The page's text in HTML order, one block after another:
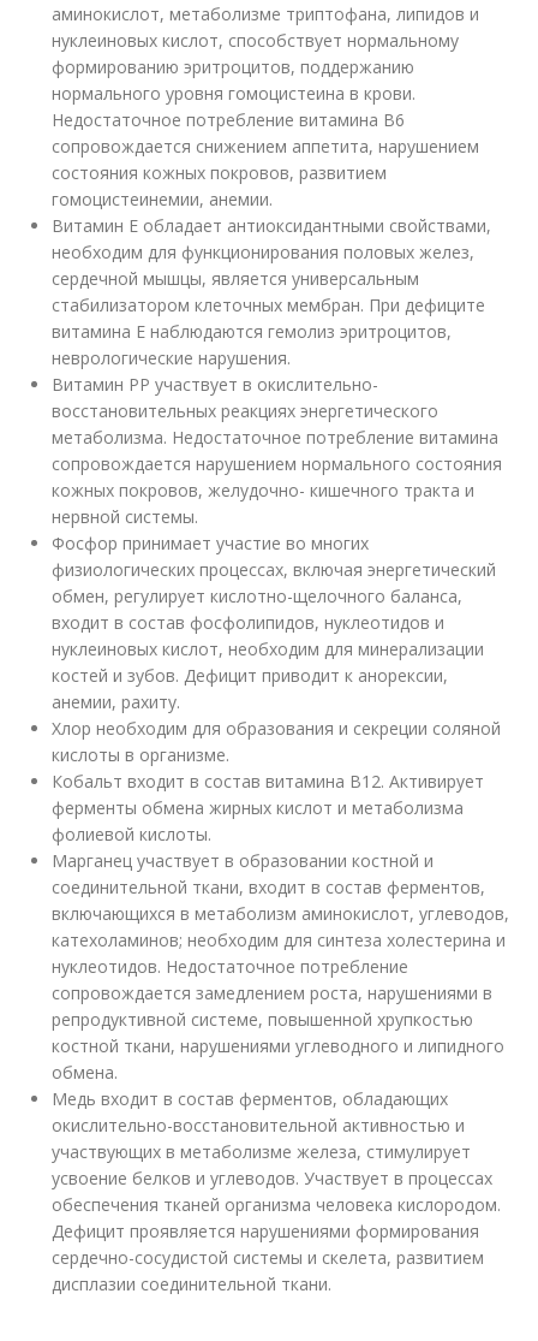
аминокислот, метаболизме триптофана, липидов и
нуклеиновых кислот, способствует нормальному
формированию эритроцитов, поддержанию
нормального уровня гомоцистеина в крови.
Недостаточное потребление витамина В6
сопровождается снижением аппетита, нарушением
состояния кожных покровов, развитием
гомоцистеинемии, анемии.
Витамин Е обладает антиоксидантными свойствами,
необходим для функционирования половых желез,
сердечной мышцы, является универсальным
стабилизатором клеточных мембран. При дефиците
витамина Е наблюдаются гемолиз эритроцитов,
неврологические нарушения.
Витамин РР участвует в окислительно-
восстановительных реакциях энергетического
метаболизма. Недостаточное потребление витамина
сопровождается нарушением нормального состояния
кожных покровов, желудочно- кишечного тракта и
нервной системы.
Фосфор принимает участие во многих
физиологических процессах, включая энергетический
обмен, регулирует кислотно-щелочного баланса,
входит в состав фосфолипидов, нуклеотидов и
нуклеиновых кислот, необходим для минерализации
костей и зубов. Дефицит приводит к анорексии,
анемии, рахиту.
Хлор необходим для образования и секреции соляной
кислоты в организме.
Кобальт входит в состав витамина В12. Активирует
ферменты обмена жирных кислот и метаболизма
фолиевой кислоты.
Марганец участвует в образовании костной и
соединительной ткани, входит в состав ферментов,
включающихся в метаболизм аминокислот, углеводов,
катехоламинов; необходим для синтеза холестерина и
нуклеотидов. Недостаточное потребление
сопровождается замедлением роста, нарушениями в
репродуктивной системе, повышенной хрупкостью
костной ткани, нарушениями углеводного и липидного
обмена.
Медь входит в состав ферментов, обладающих
окислительно-восстановительной активностью и
участвующих в метаболизме железа, стимулирует
усвоение белков и углеводов. Участвует в процессах
обеспечения тканей организма человека кислородом.
Дефицит проявляется нарушениями формирования
сердечно-сосудистой системы и скелета, развитием
дисплазии соединительной ткани.